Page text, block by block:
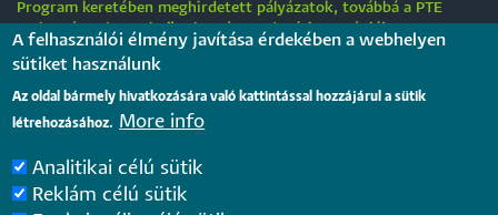
Program keretében meghirdetett pályázatok, továbbá a PTE
„Tehetségre hangolva” tehetséggondozási stratégiája
Tájékoztatás nyári működési rendről
2026. július 31.
Internationale rechtsvergleichende Konferenz für junge
A felhasználói élmény javítása érdekében a webhelyen
sütiket használunk
Az oldal bármely hivatkozására való kattintással hozzájárul a sütik
létrehozásához. More info
Analitikai célú sütik
Reklám célú sütik